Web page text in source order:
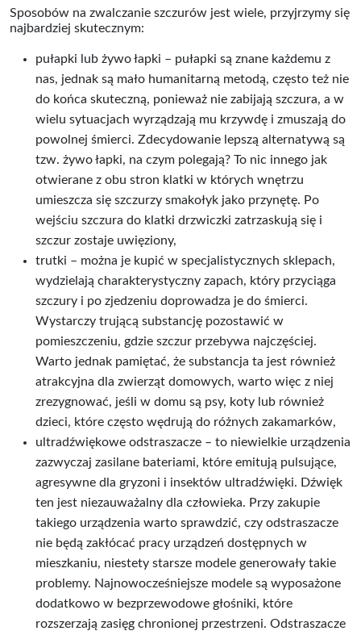
Sposobów na zwalczanie szczurów jest wiele, przyjrzymy się
najbardziej skutecznym:
pułapki lub żywo łapki – pułapki są znane każdemu z
nas, jednak są mało humanitarną metodą, często też nie
do końca skuteczną, ponieważ nie zabijają szczura, a w
wielu sytuacjach wyrządzają mu krzywdę i zmuszają do
powolnej śmierci. Zdecydowanie lepszą alternatywą są
tzw. żywo łapki, na czym polegają? To nic innego jak
otwierane z obu stron klatki w których wnętrzu
umieszcza się szczurzy smakołyk jako przynętę. Po
wejściu szczura do klatki drzwiczki zatrzaskują się i
szczur zostaje uwięziony,
trutki – można je kupić w specjalistycznych sklepach,
wydzielają charakterystyczny zapach, który przyciąga
szczury i po zjedzeniu doprowadza je do śmierci.
Wystarczy trującą substancję pozostawić w
pomieszczeniu, gdzie szczur przebywa najczęściej.
Warto jednak pamiętać, że substancja ta jest również
atrakcyjna dla zwierząt domowych, warto więc z niej
zrezygnować, jeśli w domu są psy, koty lub również
dzieci, które często wędrują do różnych zakamarków,
ultradźwiękowe odstraszacze – to niewielkie urządzenia
zazwyczaj zasilane bateriami, które emitują pulsujące,
agresywne dla gryzoni i insektów ultradźwięki. Dźwięk
ten jest niezauważalny dla człowieka. Przy zakupie
takiego urządzenia warto sprawdzić, czy odstraszacze
nie będą zakłócać pracy urządzeń dostępnych w
mieszkaniu, niestety starsze modele generowały takie
problemy. Najnowocześniejsze modele są wyposażone
dodatkowo w bezprzewodowe głośniki, które
rozszerzają zasięg chronionej przestrzeni. Odstraszacze